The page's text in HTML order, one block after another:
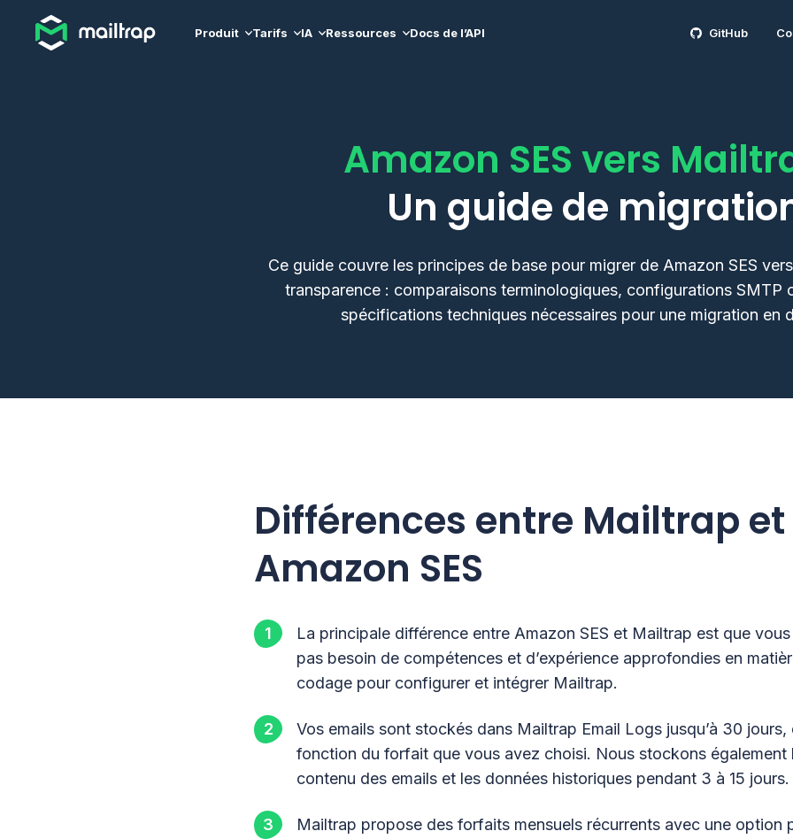
Produit Tarifs IA Ressources Docs de l’API GitHub
Amazon SES vers
Un guide de
Ce guide couvre les principes de base pour migrer de Amazon SES
transparence : comparaisons terminologiques, configurations SMTP
spécifications techniques nécessaires pour une migration en
Différences entre Mailtrap et
Amazon SES
La principale différence entre Amazon SES et Mailtrap est que vous
pas besoin de compétences et d’expérience approfondies en
codage pour configurer et intégrer Mailtrap.
Vos emails sont stockés dans Mailtrap Email Logs jusqu’à 30 jours,
fonction du forfait que vous avez choisi. Nous stockons également
contenu des emails et les données historiques pendant 3 à 15 jours.
Mailtrap propose des forfaits mensuels récurrents avec une option